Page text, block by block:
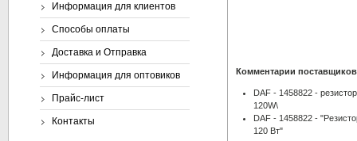
Комментарии
DAF - 1458822 -
120W\
DAF - 1458822 -
120 Вт"
Информация для клиентов
Способы оплаты
Доставка и Отправка
Информация для оптовиков
Прайс-лист
Контакты